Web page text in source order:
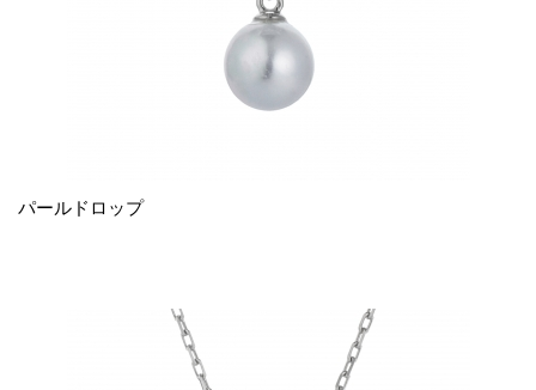
パールドロップ